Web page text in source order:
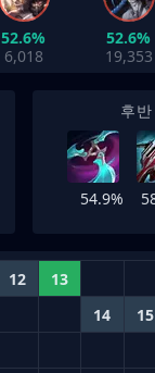
52.6%
6,018
52.6%
19,353
후
54.9%
12 13
14 15